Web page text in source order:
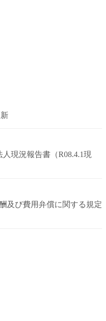
現況報告書（R08.4.1現
及び費用弁償に関する規定